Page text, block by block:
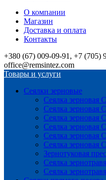
О компании
Магазин
Доставка и оплата
Контакты
+380 (67) 009-09-91, +7 (705)
office@remsintez.com
Товары и услуги
Сеялки зерновые
Сеялка зерновая
Сеялка зерновая
Сеялка зерновая
Сеялка зерновая
Сеялка зерновая
Сеялка зерновая
Зернотуковая
Сеялка
Сеялка